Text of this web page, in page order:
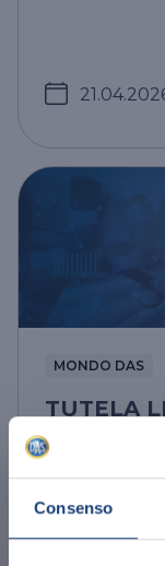
Consenso
MONDO DAS
TUTELA
DAS
PROVE”